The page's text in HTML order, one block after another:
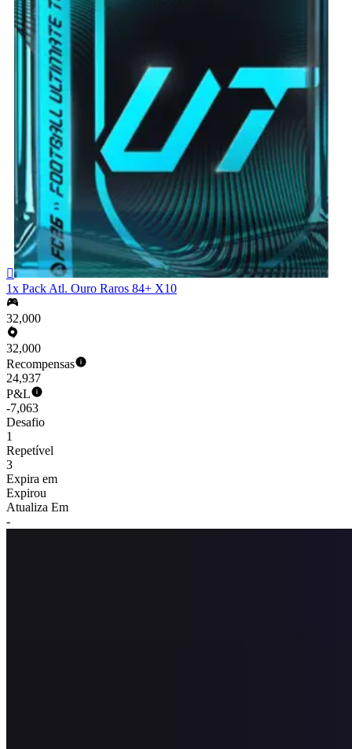

1x Pack Atl. Ouro Raros 84+ X10
32,000
32,000
Recompensas
24,937
P&L
-7,063
Desafio
1
Repetível
3
Expira em
Expirou
Atualiza Em
-